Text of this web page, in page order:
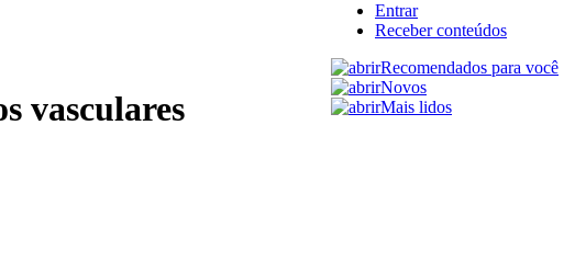
vasculares
Entrar
Receber conteúdos
Recomendados para você
Novos
Mais lidos